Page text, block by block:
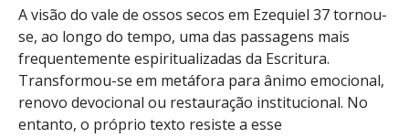
A visão do vale de ossos secos em Ezequiel 37 tornou-
se, ao longo do tempo, uma das passagens mais
frequentemente espiritualizadas da Escritura.
Transformou-se em metáfora para ânimo emocional,
renovo devocional ou restauração institucional. No
entanto, o próprio texto resiste a esse